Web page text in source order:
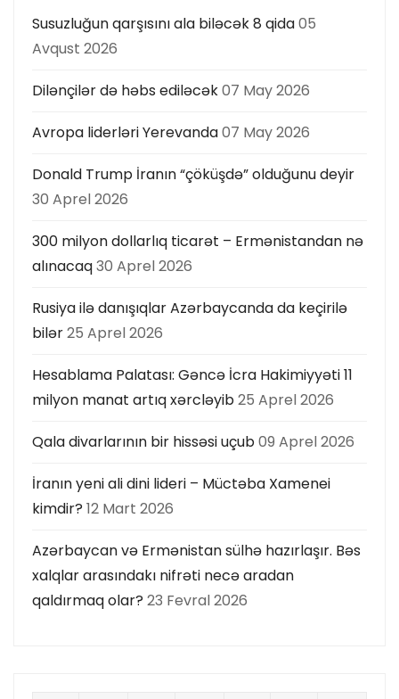
Susuzluğun qarşısını ala biləcək 8 qida05
Avqust 2026
Dilənçilər də həbs ediləcək07 May 2026
Avropa liderləri Yerevanda07 May 2026
Donald Trump İranın “çöküşdə” olduğunu deyir
30 Aprel 2026
300 milyon dollarlıq ticarət – Ermənistandan nə
alınacaq30 Aprel 2026
Rusiya ilə danışıqlar Azərbaycanda da keçirilə
bilər25 Aprel 2026
Hesablama Palatası: Gəncə İcra Hakimiyyəti 11
milyon manat artıq xərcləyib25 Aprel 2026
Qala divarlarının bir hissəsi uçub09 Aprel 2026
İranın yeni ali dini lideri – Müctəba Xamenei
kimdir? 12 Mart 2026
Azərbaycan və Ermənistan sülhə hazırlaşır. Bəs
xalqlar arasındakı nifrəti necə aradan
qaldırmaq olar? 23 Fevral 2026